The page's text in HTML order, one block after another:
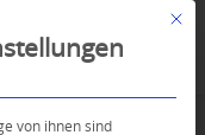
Mit
von ihnen sind